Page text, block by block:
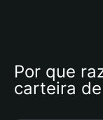
Por que
carteira de